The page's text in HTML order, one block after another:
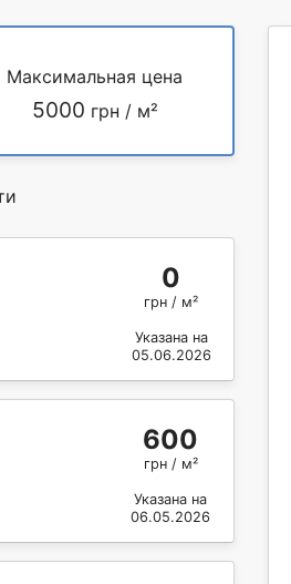
Максимальная цена
5000 грн / м²
0
грн / м²
Указана на
05.06.2026
600
грн / м²
Указана на
06.05.2026